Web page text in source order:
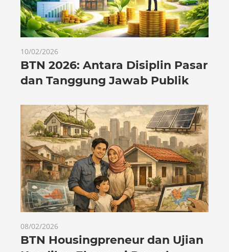
10/02/2026
BTN 2026: Antara Disiplin Pasar
dan Tanggung Jawab Publik
08/02/2026
BTN Housingpreneur dan Ujian